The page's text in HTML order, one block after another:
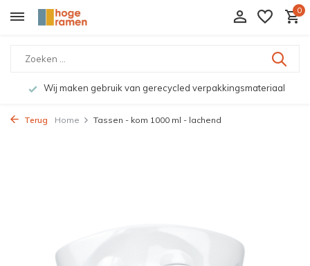
0
Wij maken gebruik van gerecycled verpakkingsmateriaal
Terug Home Tassen - kom 1000 ml - lachend